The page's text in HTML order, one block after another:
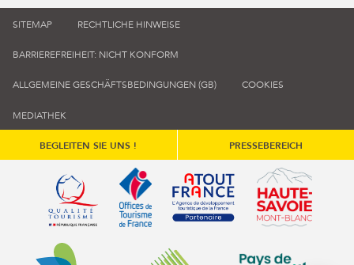
SITEMAP RECHTLICHE HINWEISE
BARRIEREFREIHEIT: NICHT KONFORM
ALLGEMEINE GESCHÄFTSBEDINGUNGEN (GB) COOKIES
MEDIATHEK
BEGLEITEN SIE UNS ! PRESSEBEREICH
Qualité tourisme (s'ouvre dans une nouvelle fenêtre)
Office de tourisme de France (s'ouvre
Atout France (s'ouvre dans
Annemasse Agglo (s'ouvre dans une nouvelle fenêtre)
Communauté de communes du
Communauté de